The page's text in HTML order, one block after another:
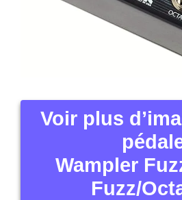
Voir plus
Wampler
Fuzz/